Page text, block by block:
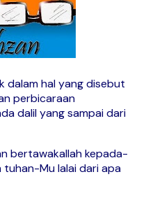
dalam hal yang disebut
perbicaraan
dalil yang sampai dari
bertawakallah kepada-
tuhan-Mu lalai dari apa